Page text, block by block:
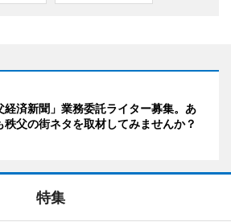
経済新聞」業務委託ライター募集。あ
秩父の街ネタを取材してみませんか？
特集